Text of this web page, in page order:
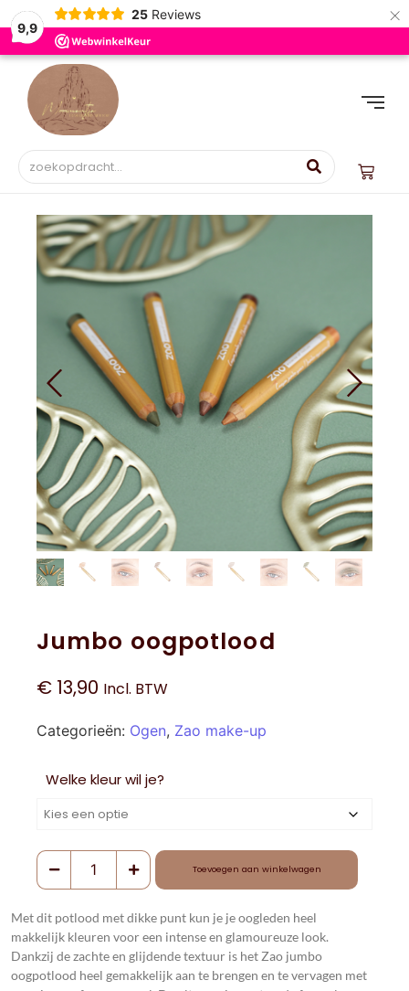
9,9
25 Reviews ×
Jumbo oogpotlood
€ 13,90 Incl. BTW
Categorieën: Ogen, Zao make-up
Welke kleur wil je?
Toevoegen aan winkelwagen
Met dit potlood met dikke punt kun je je oogleden heel
makkelijk kleuren voor een intense en glamoureuze look.
Dankzij de zachte en glijdende textuur is het Zao jumbo
oogpotlood heel gemakkelijk aan te brengen en te vervagen met